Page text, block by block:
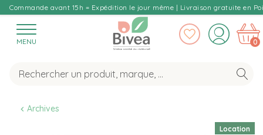
Commande avant 15h = Expédition le jour même | Livraison gratuite en
MENU 0
Archives
Location